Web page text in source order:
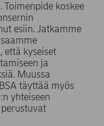
koskee
esiin. Jatkamme
että kyseiset
ja
Muussa
täyttää myös
yhteiseen